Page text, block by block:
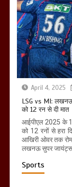
April 4, 2025
LSG vs MI:
को 12 रन से दी मात
आईपीएल 2025 के
को 12 रनों से हरा
आखिरी ओवर तक
लखनऊ सुपर जायंट्स ने
Sports